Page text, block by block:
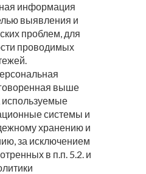
информация
выявления и
проблем, для
проводимых
выше
используемые
системы и
хранению и
за исключением
в п.п. 5.2. и